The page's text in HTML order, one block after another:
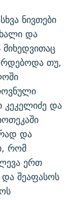
ნივთები
და
თუ,
და
და
რომ
ერთ
შეაფასოს